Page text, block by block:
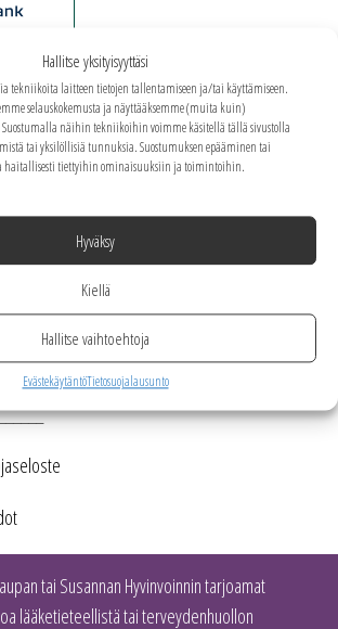
Hallitse yksityisyyttäsi
tekniikoita laitteen tietojen tallentamiseen ja/tai käyttämiseen.
selauskokemusta ja näyttääksemme (muita kuin)
näihin tekniikoihin voimme käsitellä tällä sivustolla
tai yksilöllisiä tunnuksia. Suostumuksen epääminen tai
haitallisesti tiettyihin ominaisuuksiin ja toimintoihin.
Hyväksy
Kiellä
Hallitse vaihtoehtoja
EvästekäytäntöTietosuojalausunto
tai Susannan Hyvinvoinnin tarjoamat
lääketieteellistä tai terveydenhuollon